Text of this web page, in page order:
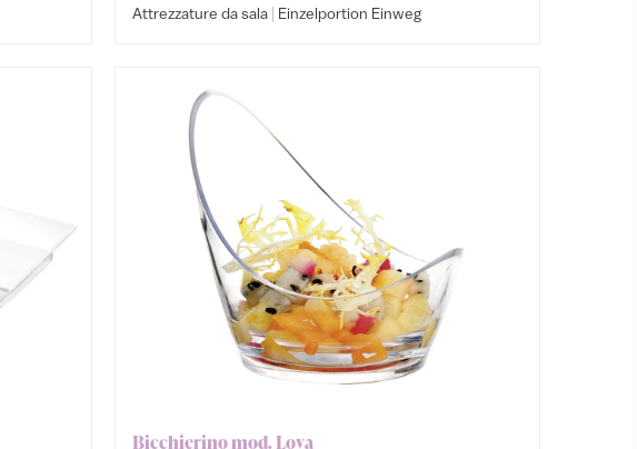
Attrezzature da sala | Einzelportion Einweg
Bicchierino mod. Lova